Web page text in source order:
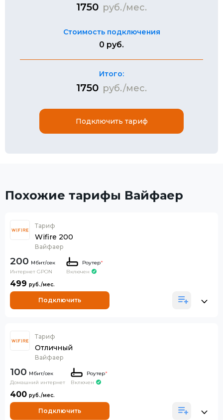
1750 руб./мес.
Стоимость подключения
0 руб.
Итого:
1750 руб./мес.
Подключить тариф
Похожие тарифы Вайфаер
Тариф
Wifire 200
Вайфаер
200
Интернет GPON
Роутер*
Включен
499
Подключить
Тариф
Отличный
Вайфаер
100
Домашний интернет
Роутер*
Включен
400
Подключить